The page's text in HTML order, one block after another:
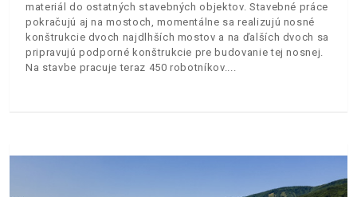
materiál do ostatných stavebných objektov. Stavebné práce
pokračujú aj na mostoch, momentálne sa realizujú nosné
konštrukcie dvoch najdlhších mostov a na ďalších dvoch sa
pripravujú podporné konštrukcie pre budovanie tej nosnej.
Na stavbe pracuje teraz 450 robotníkov.